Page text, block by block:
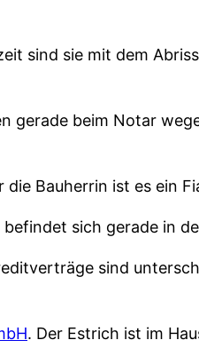
sind sie mit dem
gerade beim Notar
Bauherrin ist es ein
befindet sich gerade in
sind
. Der Estrich ist im